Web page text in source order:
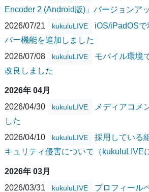
Encoder 2 (Android版)」バージョンア
2026/07/21
kukuluLIVE
iOS/iPadOSで
バー機能を追加しました
2026/07/08
kukuluLIVE
モバイル環境
改良しました
2026年 04月
2026/04/30
kukuluLIVE
メディアコメ
した
2026/04/10
kukuluLIVE
採用している
キュリティ侵害について（kukuluLIVE
2026年 03月
2026/03/31
kukuluLIVE
プロフィール